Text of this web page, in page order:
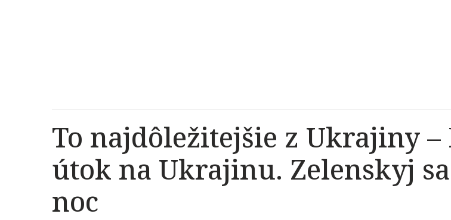
To najdôležitejšie z Ukrajiny
útok na Ukrajinu. Zelenskyj
noc